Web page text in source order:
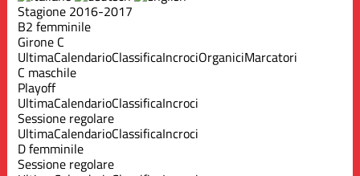
Stagione 2016-2017
B2 femminile
Girone C
UltimaCalendarioClassificaIncrociOrganiciMarcatori
C maschile
Playoff
UltimaCalendarioClassificaIncroci
Sessione regolare
UltimaCalendarioClassificaIncroci
D femminile
Sessione regolare